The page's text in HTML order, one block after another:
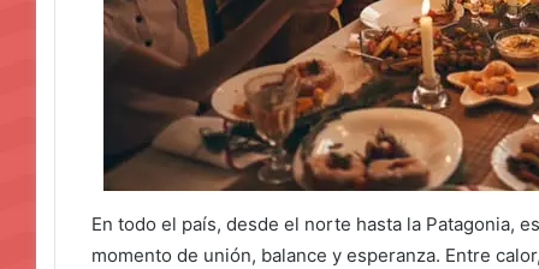
En todo el país, desde el norte hasta la Patagonia,
momento de unión, balance y esperanza. Entre